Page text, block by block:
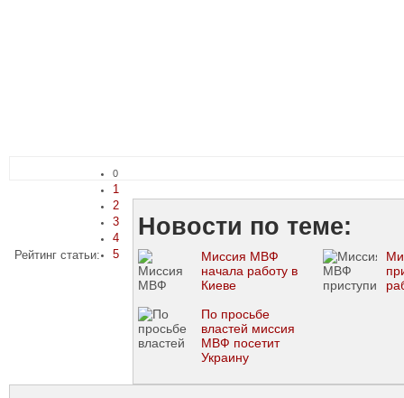
Рейтинг статьи:
0
1
2
3
4
5
Новости по теме:
Миссия МВФ
начала работу в
Киеве
По просьбе
властей миссия
МВФ посетит
Украину